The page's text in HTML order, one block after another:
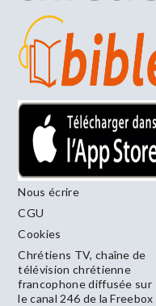
Nous écrire
CGU
Cookies
Chrétiens TV, chaîne de
télévision chrétienne
francophone diffusée sur
le canal 246 de la Freebox